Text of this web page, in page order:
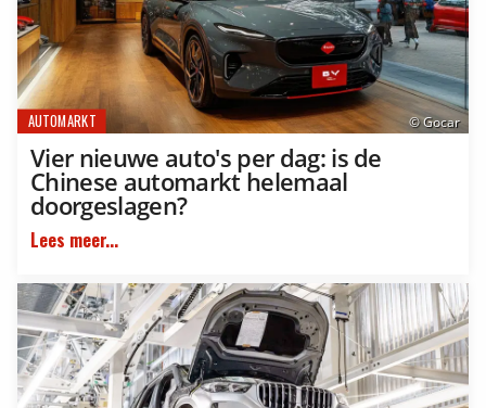
© Gocar
AUTOMARKT
Vier nieuwe auto's per dag: is de
Chinese automarkt helemaal
doorgeslagen?
Lees meer...